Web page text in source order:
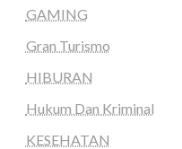
GAMING
Gran Turismo
HIBURAN
Hukum Dan Kriminal
KESEHATAN